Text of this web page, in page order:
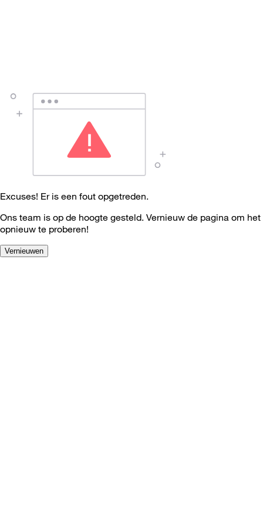
Excuses! Er is een fout opgetreden.
Ons team is op de hoogte gesteld. Vernieuw de pagina om het
opnieuw te proberen!
Vernieuwen